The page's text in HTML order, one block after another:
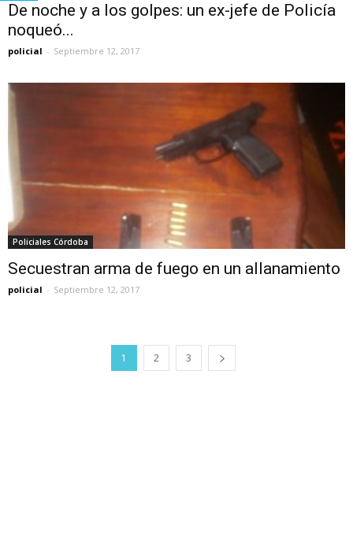
De noche y a los golpes: un ex-jefe de Policía
noqueó...
policial - Septiembre 12, 2017
Policiales Córdoba
Secuestran arma de fuego en un allanamiento
policial - Septiembre 12, 2017
1 2 3